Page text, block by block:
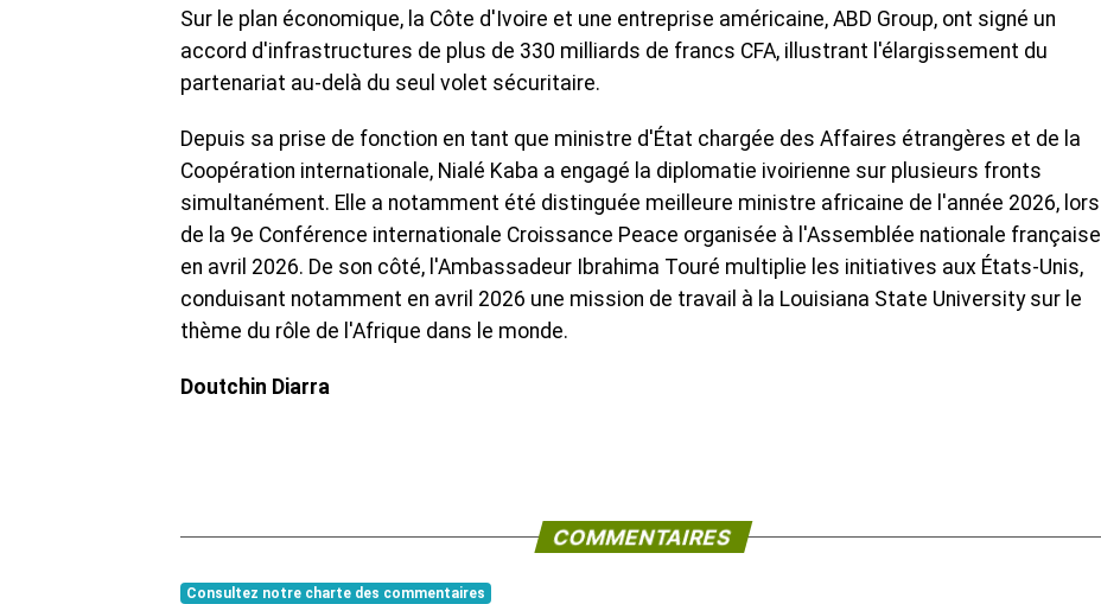
Sur le plan économique, la Côte d'Ivoire et une entreprise américaine, ABD Group, ont signé un
accord d'infrastructures de plus de 330 milliards de francs CFA, illustrant l'élargissement du
partenariat au-delà du seul volet sécuritaire.
Depuis sa prise de fonction en tant que ministre d'État chargée des Affaires étrangères et de la
Coopération internationale, Nialé Kaba a engagé la diplomatie ivoirienne sur plusieurs fronts
simultanément. Elle a notamment été distinguée meilleure ministre africaine de l'année 2026, lors
de la 9e Conférence internationale Croissance Peace organisée à l'Assemblée nationale française
en avril 2026. De son côté, l'Ambassadeur Ibrahima Touré multiplie les initiatives aux États-Unis,
conduisant notamment en avril 2026 une mission de travail à la Louisiana State University sur le
thème du rôle de l'Afrique dans le monde.
Doutchin Diarra
COMMENTAIRES
Consultez notre charte des commentaires